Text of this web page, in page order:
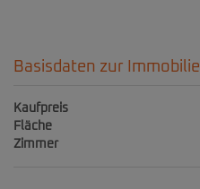
Basisdaten zur Immobilie
Kaufpreis
Fläche
Zimmer